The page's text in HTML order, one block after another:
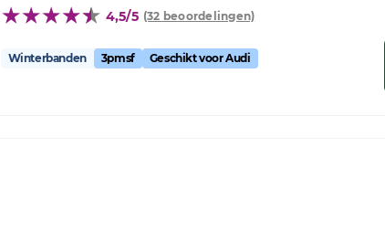
4,5/5 (32 beoordelingen)
Winterbanden 3pmsf Geschikt voor Audi